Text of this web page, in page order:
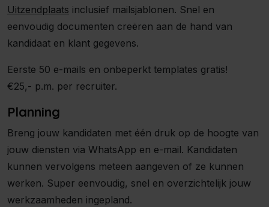
Uitzendplaats inclusief mailsjablonen. Snel en
eenvoudig documenten creëren aan de hand van
kandidaat en klant gegevens.
Eerste 50 e-mails en onbeperkt templates gratis!
€25,- p.m. per recruiter.
Planning
Breng jouw kandidaten met één druk op de hoogte van
jouw diensten via WhatsApp en e-mail. Kandidaten
kunnen vervolgens meteen aangeven of ze kunnen
werken. Super eenvoudig, snel en overzichtelijk jouw
werkzaamheden ingepland.